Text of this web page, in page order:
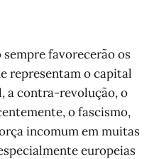
favorecerão os
representam o capital
a contra-revolução, o
o fascismo,
incomum em muitas
europeias